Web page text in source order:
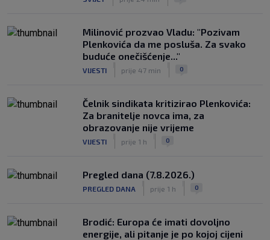
Milinović prozvao Vladu: "Pozivam
Plenkovića da me posluša. Za svako
buduće onečišćenje..."
VIJESTI prije 47 min 0
Čelnik sindikata kritizirao Plenkovića:
Za branitelje novca ima, za
obrazovanje nije vrijeme
VIJESTI prije 1 h 0
Pregled dana (7.8.2026.)
PREGLED DANA prije 1 h 0
Brodić: Europa će imati dovoljno
energije, ali pitanje je po kojoj cijeni